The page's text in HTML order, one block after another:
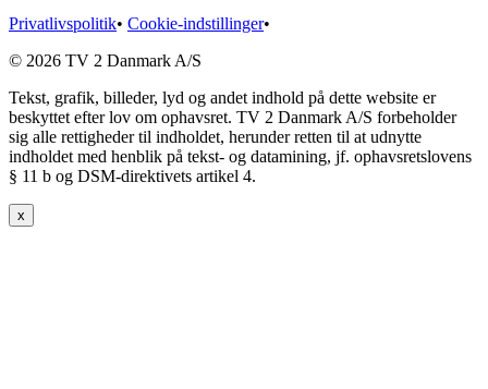
Privatlivspolitik• Cookie-indstillinger•
© 2026 TV 2 Danmark A/S
Tekst, grafik, billeder, lyd og andet indhold på dette website er
beskyttet efter lov om ophavsret. TV 2 Danmark A/S forbeholder
sig alle rettigheder til indholdet, herunder retten til at udnytte
indholdet med henblik på tekst- og datamining, jf. ophavsretslovens
§ 11 b og DSM-direktivets artikel 4.
x